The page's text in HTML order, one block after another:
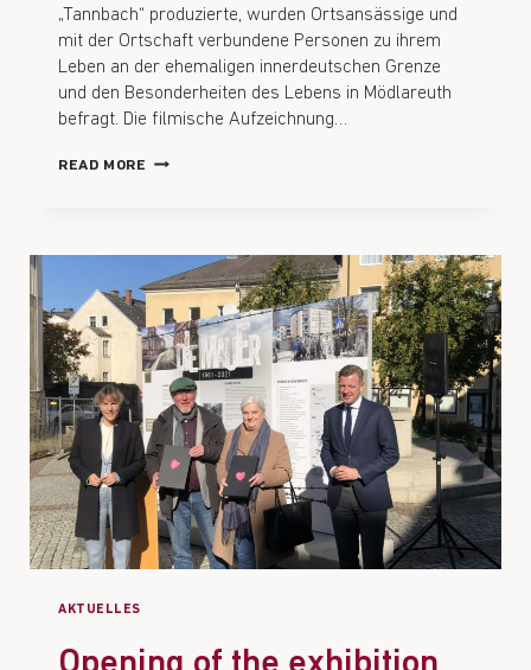
„Tannbach“ produzierte, wurden Ortsansässige und
mit der Ortschaft verbundene Personen zu ihrem
Leben an der ehemaligen innerdeutschen Grenze
und den Besonderheiten des Lebens in Mödlareuth
befragt. Die filmische Aufzeichnung…
READ MORE
AKTUELLES